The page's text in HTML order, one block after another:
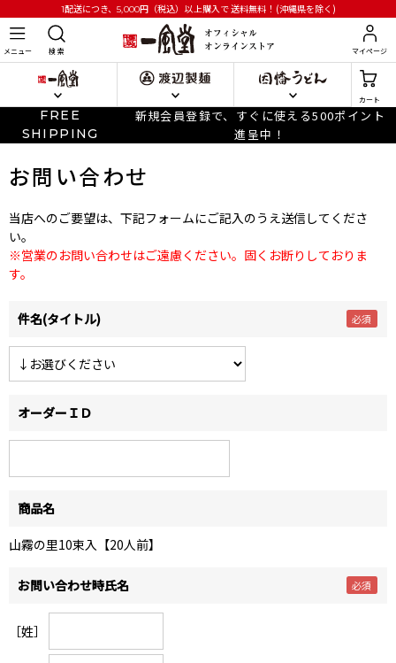
1配送につき、5,000円 （税込）以上購入で送料無料！(沖縄県を除く)
メニュー 検 索 マイページ
カート
FREE
SHIPPING
新規会員登録で、すぐに使える500ポイント
進呈中！
お問い合わせ
当店へのご要望は、下記フォームにご記入のうえ送信してくださ
い。
※営業のお問い合わせはご遠慮ください。固くお断りしておりま
す。
件名(タイトル)
オーダーＩＤ
商品名
山霧の里10束入【20人前】
お問い合わせ時氏名
［姓］